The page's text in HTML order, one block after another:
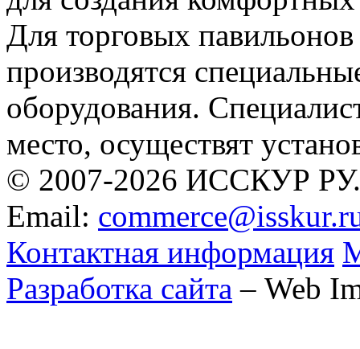
Для торговых
производятся
оборудования.
место, осуществят
© 2007-2026 ИССКУР РУ.
Email:
Контактная информация
Разработка сайта – Web